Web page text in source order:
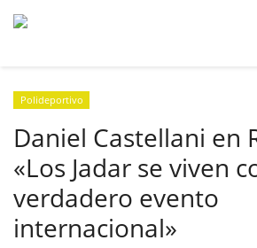
Polideportivo
Daniel Castellani en
«Los Jadar se viven
verdadero evento
internacional»